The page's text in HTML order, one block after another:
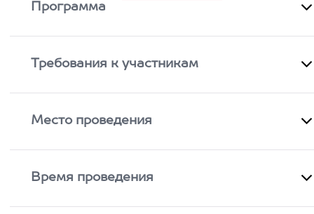
Программа
Требования к участникам
Место проведения
Время проведения